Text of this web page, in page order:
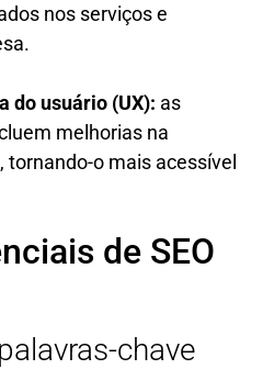
nos serviços e
do usuário (UX): as
melhorias na
tornando-o mais acessível
de SEO
chave